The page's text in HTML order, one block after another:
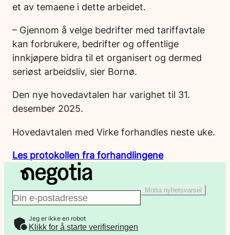
et av temaene i dette arbeidet.
– Gjennom å velge bedrifter med tariffavtale
kan forbrukere, bedrifter og offentlige
innkjøpere bidra til et organisert og dermed
seriøst arbeidsliv, sier Bornø.
Den nye hovedavtalen har varighet til 31.
desember 2025.
Hovedavtalen med Virke forhandles neste uke.
Les protokollen fra forhandlingene
E
-
Motta nyhetsvarsel
Jeg er ikke en robot
Klikk for å starte verifiseringen